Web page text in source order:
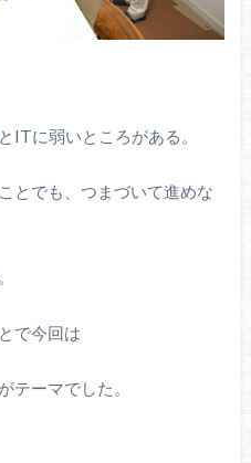
ITに弱いところがある。
とでも、つまづいて進めな
で今回は
テーマでした。